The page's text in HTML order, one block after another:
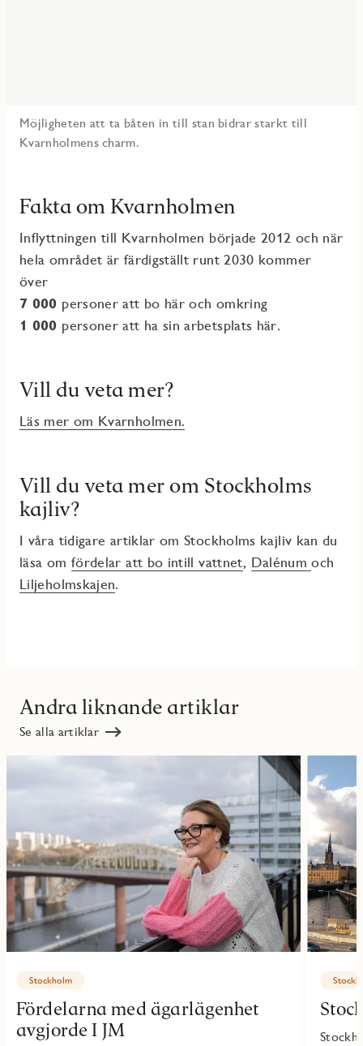
Möjligheten att ta båten in till stan bidrar starkt till
Kvarnholmens charm.
Fakta om Kvarnholmen
Inflyttningen till Kvarnholmen började 2012 och när
hela området är färdigställt runt 2030 kommer
över
7 000 personer att bo här och omkring
1 000 personer att ha sin arbetsplats här.
Vill du veta mer?
Läs mer om Kvarnholmen.
Vill du veta mer om Stockholms
kajliv?
I våra tidigare artiklar om Stockholms kajliv kan du
läsa om fördelar att bo intill vattnet, Dalénumoch
Liljeholmskajen.
Andra liknande artiklar
Se alla artiklar
Stockholm
Fördelarna med ägarlägenhet
avgjorde I JM